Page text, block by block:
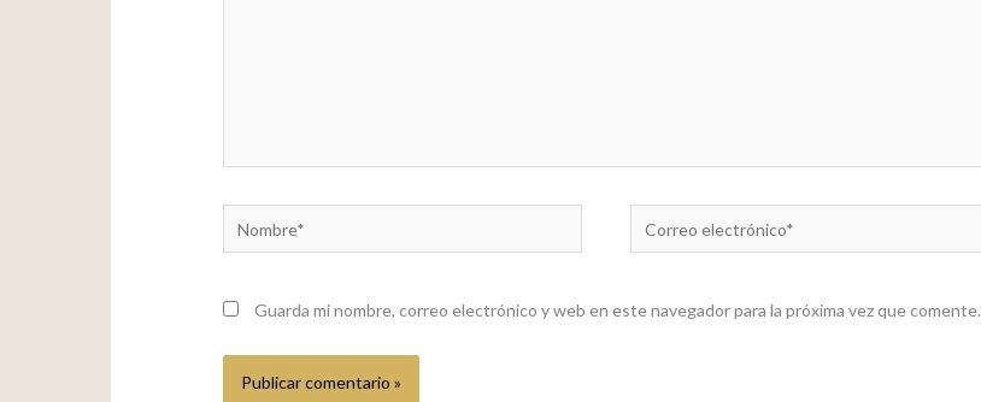
Nombre*
Correo
electrónico*
Guarda mi nombre, correo electrónico y web en este navegador para la próxima vez que comente.